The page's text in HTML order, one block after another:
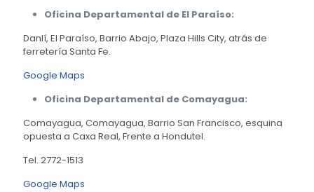
Oficina Departamental de El Paraíso:
Danlí, El Paraíso, Barrio Abajo, Plaza Hills City, atrás de
ferretería Santa Fe.
Google Maps
Oficina Departamental de Comayagua:
Comayagua, Comayagua, Barrio San Francisco, esquina
opuesta a Caxa Real, Frente a Hondutel.
Tel. 2772-1513
Google Maps